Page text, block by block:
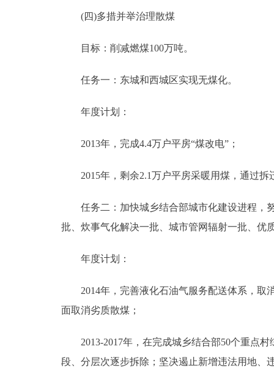
(四)多措并举治理散煤
目标：削减燃煤100万吨。
任务一：东城和西城区实现无煤化。
年度计划：
2013年，完成4.4万户平房“煤改电”；
2015年，剩余2.1万户平房采暖用煤，通过拆
任务二：加快城乡结合部城市化建设进程，努
批、炊事气化解决一批、城市管网辐射一批、优
年度计划：
2014年，完善液化石油气服务配送体系，取
面取消劣质散煤；
2013-2017年，在完成城乡结合部50个重点村
段、分层次逐步拆除；坚决遏止新增违法用地、